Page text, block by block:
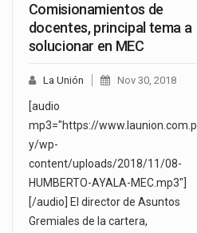
Comisionamientos de
docentes, principal tema a
solucionar en MEC
La Unión Nov 30, 2018
[audio
mp3="https://www.launion.com.p
y/wp-
content/uploads/2018/11/08-
HUMBERTO-AYALA-MEC.mp3"]
[/audio] El director de Asuntos
Gremiales de la cartera,